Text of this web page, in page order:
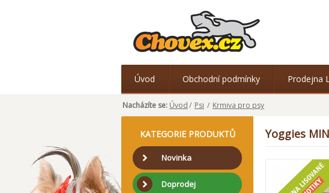
Úvod Obchodní podmínky Prodejna
Nacházíte se: Úvod/ Psi / Krmiva pro psy
KATEGORIE PRODUKTŮ
Novinka
Doprodej
Yoggies